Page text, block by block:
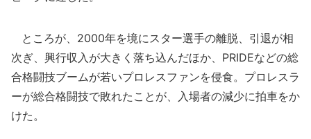
ところが、2000年を境にスター選手の離脱、引退が相
次ぎ、興行収入が大きく落ち込んだほか、PRIDEなどの総
合格闘技ブームが若いプロレスファンを侵食。プロレスラ
ーが総合格闘技で敗れたことが、入場者の減少に拍車をか
けた。